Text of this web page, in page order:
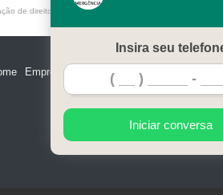
de direito autoral – artigo 184 do Código Penal –
Empresa Serviços
Insira seu
Iniciar conversa